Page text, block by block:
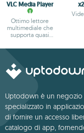
VLC Media Player
Ottimo lettore
multimediale che
supporta quasi
Uptodown è un
specializzato in
di fornire un accesso
catalogo di app,